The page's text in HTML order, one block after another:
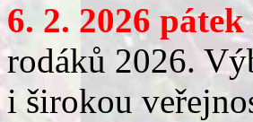
6. 2. 2026
rodáků 2026.
i širokou